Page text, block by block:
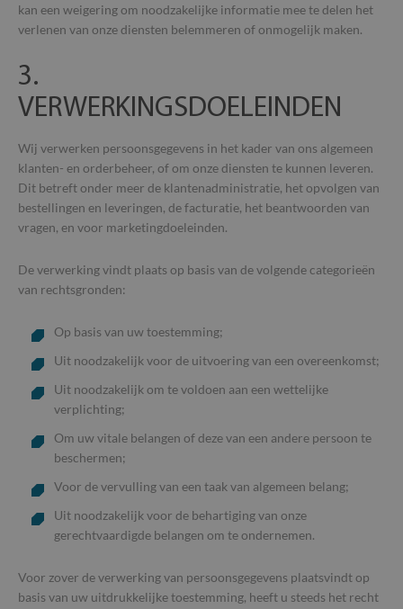
kan een weigering om noodzakelijke informatie mee te delen het
verlenen van onze diensten belemmeren of onmogelijk maken.
3.
VERWERKINGSDOELEINDEN
Wij verwerken persoonsgegevens in het kader van ons algemeen
klanten- en orderbeheer, of om onze diensten te kunnen leveren.
Dit betreft onder meer de klantenadministratie, het opvolgen van
bestellingen en leveringen, de facturatie, het beantwoorden van
vragen, en voor marketingdoeleinden.
De verwerking vindt plaats op basis van de volgende categorieën
van rechtsgronden:
Op basis van uw toestemming;
Uit noodzakelijk voor de uitvoering van een overeenkomst;
Uit noodzakelijk om te voldoen aan een wettelijke
verplichting;
Om uw vitale belangen of deze van een andere persoon te
beschermen;
Voor de vervulling van een taak van algemeen belang;
Uit noodzakelijk voor de behartiging van onze
gerechtvaardigde belangen om te ondernemen.
Voor zover de verwerking van persoonsgegevens plaatsvindt op
basis van uw uitdrukkelijke toestemming, heeft u steeds het recht